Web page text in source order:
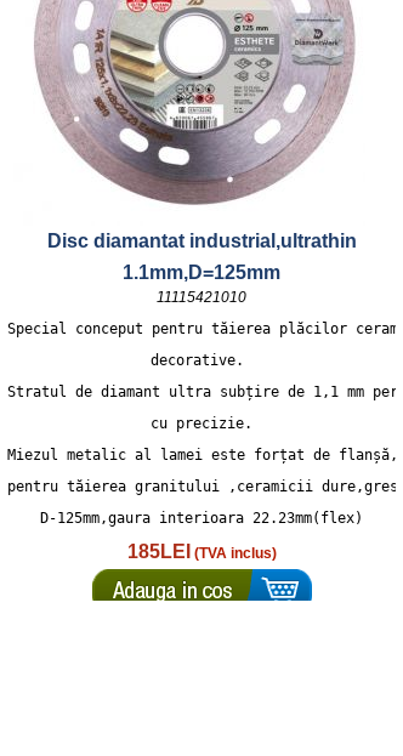
Disc diamantat industrial,ultrathin
1.1mm,D=125mm
11115421010
Special conceput pentru tăierea plăcilor
decorative.
Stratul de diamant ultra subțire de 1,1 mm
cu precizie.
Miezul metalic al lamei este forțat de flanșă,
pentru tăierea granitului ,ceramicii
D-125mm,gaura interioara 22.23mm(flex)
185LEI (TVA inclus)